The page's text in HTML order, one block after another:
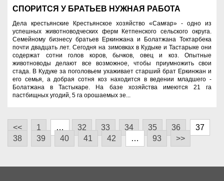
СПОРИТСЯ У БРАТЬЕВ НУЖНАЯ РАБОТА
Дела крестьянские Крестьянское хозяйство «Самғар» - одно из
успешных животноводческих ферм Кетпенского сельского округа.
Семейному бизнесу братьев Еркинжана и Болатжана Токтарбека
почти двадцать лет. Сегодня на зимовках в Кудыке и Тастарыке они
содержат сотни голов коров, бычков, овец и коз. Опытные
животноводы делают все возможное, чтобы приумножить свои
стада. В Кудуке за поголовьем ухаживает старший брат Еркинжан и
его семья, а добрая сотня коз находится в ведении младшего -
Болатжана в Тастыкаре. На базе хозяйства имеются 21 га
пастбищных угодий, 5 га орошаемых зе...
<< 1 … 32 33 34 35 36
37
38
39 40 41 42 … 93 >>